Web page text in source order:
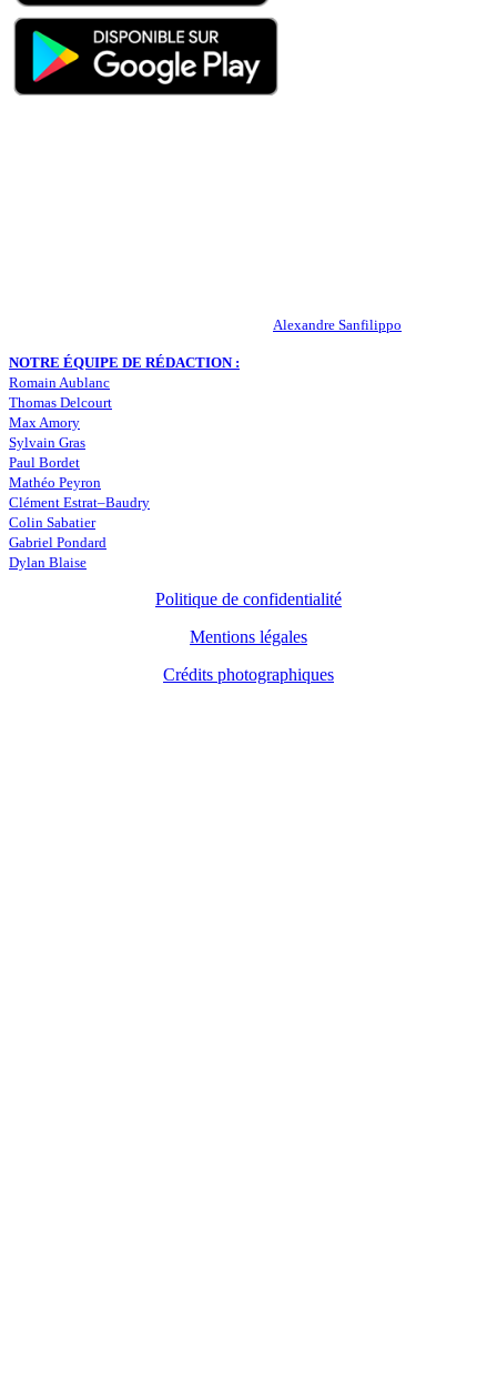
Alexandre Sanfilippo
NOTRE ÉQUIPE DE RÉDACTION :
Romain Aublanc
Thomas Delcourt
Max Amory
Sylvain Gras
Paul Bordet
Mathéo Peyron
Clément Estrat–Baudry
Colin Sabatier
Gabriel Pondard
Dylan Blaise
Politique de confidentialité
Mentions légales
Crédits photographiques